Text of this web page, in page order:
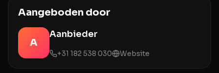
Aangeboden door
A
Aanbieder
+31 182 538 030 Website